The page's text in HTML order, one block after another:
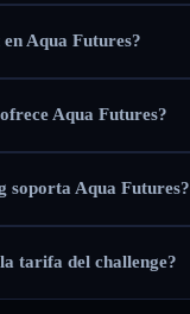
Aqua Futures?
Aqua Futures?
soporta Aqua Futures?
tarifa del challenge?